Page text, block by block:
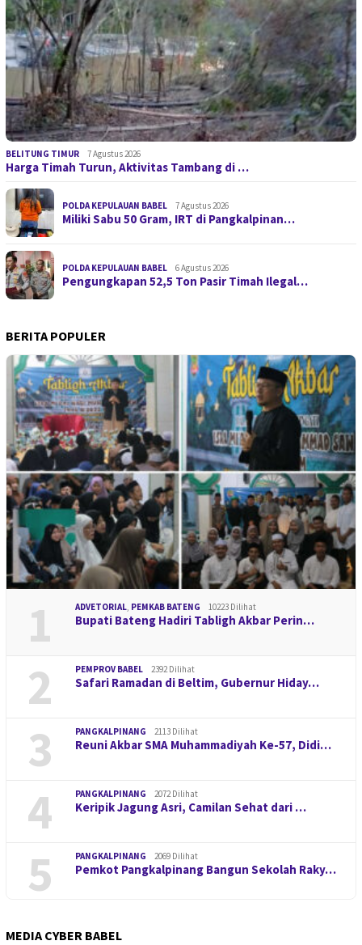
BELITUNG TIMUR 7 Agustus 2026
Harga Timah Turun, Aktivitas Tambang di …
POLDA KEPULAUAN BABEL 7 Agustus 2026
Miliki Sabu 50 Gram, IRT di Pangkalpinan…
POLDA KEPULAUAN BABEL 6 Agustus 2026
Pengungkapan 52,5 Ton Pasir Timah Ilegal…
BERITA POPULER
1 ADVETORIAL, PEMKAB BATENG 10223 Dilihat
Bupati Bateng Hadiri Tabligh Akbar Perin…
2 PEMPROV BABEL 2392 Dilihat
Safari Ramadan di Beltim, Gubernur Hiday…
3 PANGKALPINANG 2113 Dilihat
Reuni Akbar SMA Muhammadiyah Ke-57, Didi…
4 PANGKALPINANG 2072 Dilihat
Keripik Jagung Asri, Camilan Sehat dari …
5 PANGKALPINANG 2069 Dilihat
Pemkot Pangkalpinang Bangun Sekolah Raky…
MEDIA CYBER BABEL